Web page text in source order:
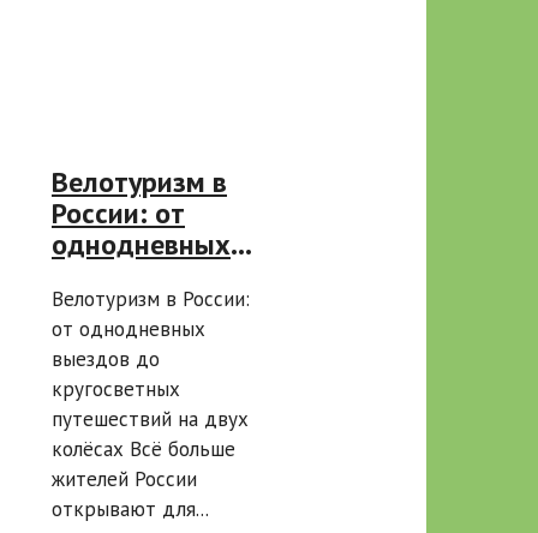
Велотуризм в
России: от
однодневных
кругосветных
путешествий
Велотуризм в России:
от однодневных
выездов до
кругосветных
путешествий на двух
колёсах Всё больше
жителей России
открывают для...